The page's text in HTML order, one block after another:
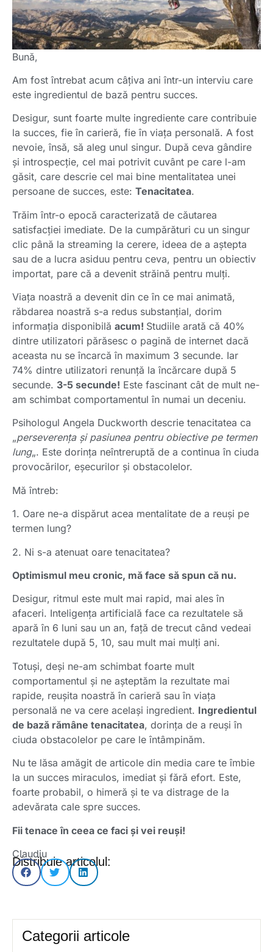
Bună,
Am fost întrebat acum câțiva ani într-un interviu care
este ingredientul de bază pentru succes.
Desigur, sunt foarte multe ingrediente care contribuie
la succes, fie în carieră, fie în viața personală. A fost
nevoie, însă, să aleg unul singur. După ceva gândire
și introspecție, cel mai potrivit cuvânt pe care l-am
găsit, care descrie cel mai bine mentalitatea unei
persoane de succes, este: Tenacitatea.
Trăim într-o epocă caracterizată de căutarea
satisfacției imediate. De la cumpărături cu un singur
clic până la streaming la cerere, ideea de a aștepta
sau de a lucra asiduu pentru ceva, pentru un obiectiv
importat, pare că a devenit străină pentru mulți.
Viața noastră a devenit din ce în ce mai animată,
răbdarea noastră s-a redus substanțial, dorim
informația disponibilă acum! Studiile arată că 40%
dintre utilizatori părăsesc o pagină de internet dacă
aceasta nu se încarcă în maximum 3 secunde. Iar
74% dintre utilizatori renunță la încărcare după 5
secunde. 3-5 secunde! Este fascinant cât de mult ne-
am schimbat comportamentul în numai un deceniu.
Psihologul Angela Duckworth descrie tenacitatea ca
„perseverența și pasiunea pentru obiective pe termen
lung„. Este dorința neîntreruptă de a continua în ciuda
provocărilor, eșecurilor și obstacolelor.
Mă întreb:
1. Oare ne-a dispărut acea mentalitate de a reuși pe
termen lung?
2. Ni s-a atenuat oare tenacitatea?
Optimismul meu cronic, mă face să spun că nu.
Desigur, ritmul este mult mai rapid, mai ales în
afaceri. Inteligența artificială face ca rezultatele să
apară în 6 luni sau un an, față de trecut când vedeai
rezultatele după 5, 10, sau mult mai mulți ani.
Totuși, deși ne-am schimbat foarte mult
comportamentul și ne așteptăm la rezultate mai
rapide, reușita noastră în carieră sau în viața
personală ne va cere același ingredient. Ingredientul
de bază rămâne tenacitatea, dorința de a reuși în
ciuda obstacolelor pe care le întâmpinăm.
Nu te lăsa amăgit de articole din media care te îmbie
la un succes miraculos, imediat și fără efort. Este,
foarte probabil, o himeră și te va distrage de la
adevărata cale spre succes.
Fii tenace în ceea ce faci și vei reuși!
Claudiu
Distribuie articolul:
Categorii articole